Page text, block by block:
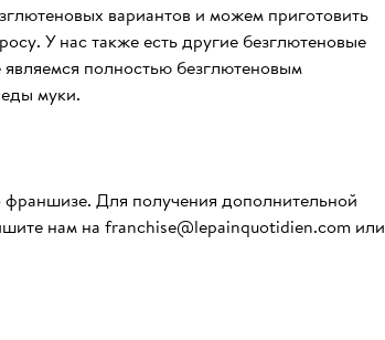
вариантов и можем приготовить
У нас также есть другие безглютеновые
полностью безглютеновым
муки.
Для получения дополнительной
нам на franchise@lepainquotidien.com или